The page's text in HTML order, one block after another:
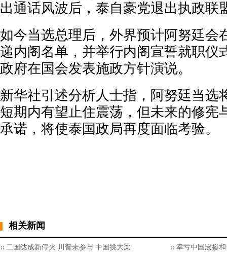
出通话风波后，泰自豪党退出执政联
如今当选总理后，外界预计阿努廷会
递内阁名单，并举行内阁宣誓就职仪
政府在国会发表施政方针演说。
新华社引述分析人士指，阿努廷当选
短期内有望止住震荡，但未来的修宪
承诺，将使泰国政局再度面临考验。
相关新闻
二国达成新停火 川普未参与 中国挑大梁
幸亏中国没掺和